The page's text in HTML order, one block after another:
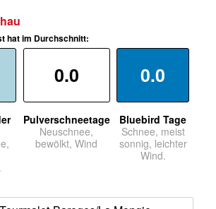
hat im Durchschnitt:
0.0
Pulverschneetage
Neuschnee,
bewölkt, Wind
0.0
Bluebird Tage
Schnee, meist
sonnig, leichter
Wind.